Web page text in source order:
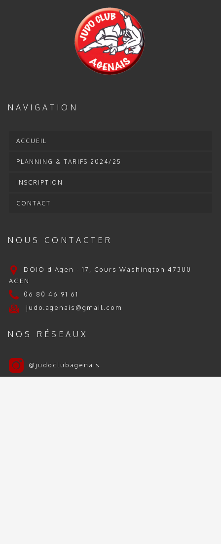
NOUS CONTACTER
DOJO d'Agen - 17, Cours Washington 47300
AGEN
06 80 46 91 61
judo.agenais@gmail.com
NAVIGATION
ACCUEIL
PLANNING & TARIFS 2024/25
INSCRIPTION
CONTACT
NOS RÉSEAUX
@judoclubagenais